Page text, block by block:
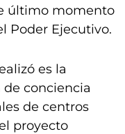
último momento
Poder Ejecutivo.
es la
conciencia
de centros
proyecto